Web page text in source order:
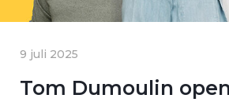
9 juli 2025
Tom Dumoulin